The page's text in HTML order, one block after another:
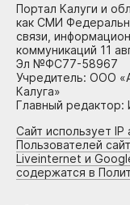
Портал Калуги и
как СМИ
связи,
коммуникаций 11
Эл №ФС77-58967
Учредитель: ООО
Калуга»
Главный редактор:
Сайт использует
Пользователей
Liveinternet и
содержатся в